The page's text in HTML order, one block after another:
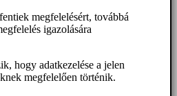
megfelelésért, továbbá
igazolására
hogy adatkezelése a jelen
megfelelően történik.